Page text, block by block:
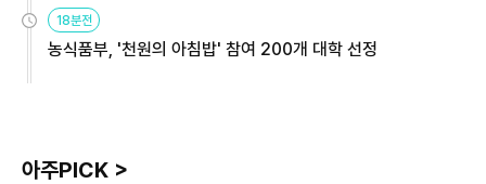
18분전
농식품부, '천원의 아침밥' 참여 200개 대학 선정
아주PICK >